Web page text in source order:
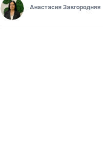
Анастасия Завгородняя